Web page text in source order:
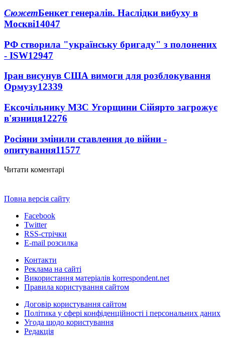
СюжетБенкет генералів. Наслідки вибуху в
Москві14047
РФ створила "українську бригаду" з полонених
- ISW12947
Іран висунув США вимоги для розблокування
Ормузу12339
Ексочільнику МЗС Угорщини Сійярто загрожує
в'язниця12276
Росіяни змінили ставлення до війни -
опитування11577
Читати коментарі
Повна версія сайту
Facebook
Twitter
RSS-стрічки
E-mail розсилка
Контакти
Реклама на сайті
Використання матеріалів korrespondent.net
Правила користування сайтом
Договір користування сайтом
Політика у сфері конфіденційності і персональних даних
Угода щодо користування
Редакція